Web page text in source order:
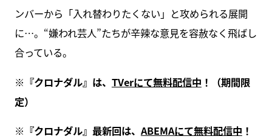
ンバーから「入れ替わりたくない」と攻められる展開
に…。“嫌われ芸人”たちが辛辣な意見を容赦なく飛ばし
合っている。
※『クロナダル』は、 TVerにて無料配信中 ！（期間限
定）
※『クロナダル』最新回は、 ABEMAにて無料配信中 ！